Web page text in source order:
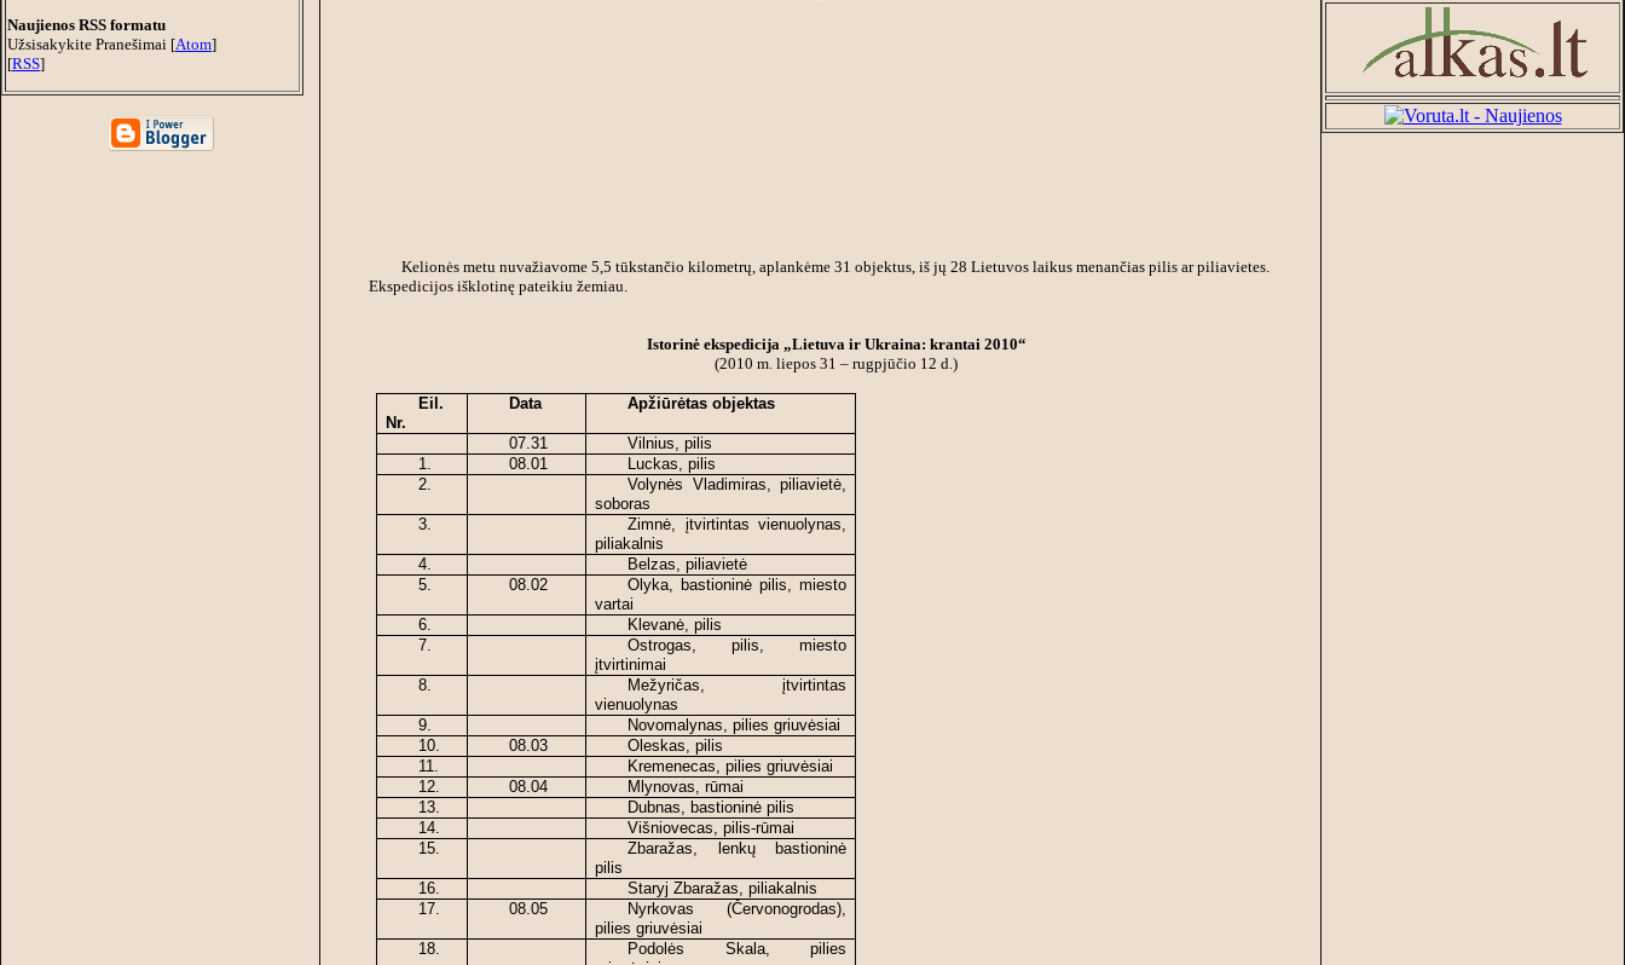
Naujienos RSS formatu
Užsisakykite Pranešimai [Atom]
[RSS]
Kelionės metu nuvažiavome 5,5 tūkstančio kilometrų, aplankėme 31 objektus, iš jų 28 Lietuvos laikus menančias pilis ar piliavietes.
Ekspedicijos išklotinę pateikiu žemiau.
Istorinė ekspedicija „Lietuva ir Ukraina: krantai 2010“
(2010 m. liepos 31 – rugpjūčio 12 d.)
Eil.
Nr.
Data Apžiūrėtas objektas
07.31
Vilnius, pilis
1.
08.01
Luckas, pilis
2.
Volynės Vladimiras, piliavietė,
soboras
3.
Zimnė, įtvirtintas vienuolynas,
piliakalnis
4.
Belzas, piliavietė
5.
08.02
Olyka, bastioninė pilis, miesto
vartai
6.
Klevanė, pilis
7.
Ostrogas, pilis, miesto
įtvirtinimai
8.
Mežyričas, įtvirtintas
vienuolynas
9.
Novomalynas, pilies griuvėsiai
10.
08.03
Oleskas, pilis
11.
Kremenecas, pilies griuvėsiai
12.
08.04
Mlynovas, rūmai
13.
Dubnas, bastioninė pilis
14.
Višniovecas, pilis-rūmai
15.
Zbaražas, lenkų bastioninė
pilis
16.
Staryj Zbaražas, piliakalnis
17.
08.05
Nyrkovas (Červonogrodas),
pilies griuvėsiai
18.
Podolės Skala, pilies